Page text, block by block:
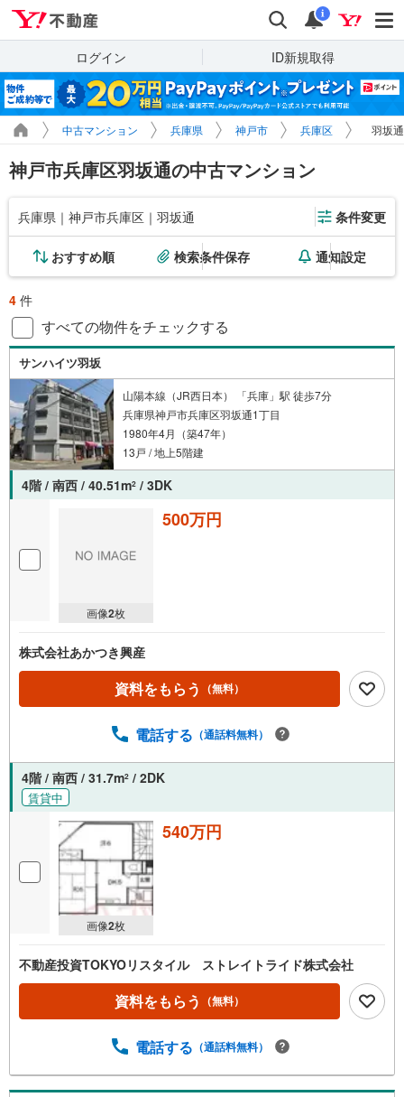
検索 通知
i
ログイン ID新規取得
中古マンション 兵庫県 神戸市 兵庫区 羽坂
神戸市兵庫区羽坂通の中古マンション
兵庫県｜神戸市兵庫区｜羽坂通 条件変更
おすすめ順 検索条件保存 通知設定
4 件
すべての物件をチェックする
サンハイツ羽坂
山陽本線（JR西日本） 「兵庫」駅 徒歩7分
兵庫県神戸市兵庫区羽坂通1丁目
1980年4月（築47年）
13戸 / 地上5階建
4階 / 南西 / 40.51m2 / 3DK
画像2枚
500万円
株式会社あかつき興産
資料をもらう （無料）
電話する （通話料無料）
4階 / 南西 / 31.7m2 / 2DK
賃貸中
画像2枚
540万円
不動産投資TOKYOリスタイル ストレイトライド株式会社
資料をもらう （無料）
電話する （通話料無料）